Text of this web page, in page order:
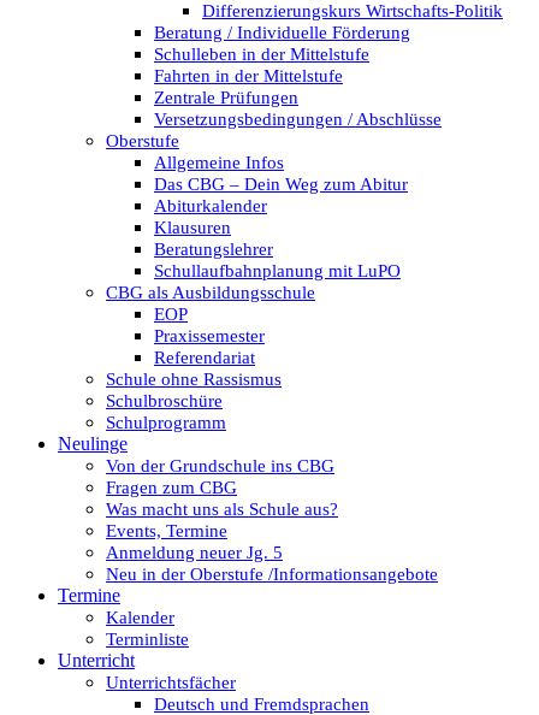
Differenzierungskurs Wirtschafts-Politik
Beratung / Individuelle Förderung
Schulleben in der Mittelstufe
Fahrten in der Mittelstufe
Zentrale Prüfungen
Versetzungsbedingungen / Abschlüsse
Oberstufe
Allgemeine Infos
Das CBG – Dein Weg zum Abitur
Abiturkalender
Klausuren
Beratungslehrer
Schullaufbahnplanung mit LuPO
CBG als Ausbildungsschule
EOP
Praxissemester
Referendariat
Schule ohne Rassismus
Schulbroschüre
Schulprogramm
Neulinge
Von der Grundschule ins CBG
Fragen zum CBG
Was macht uns als Schule aus?
Events, Termine
Anmeldung neuer Jg. 5
Neu in der Oberstufe /Informationsangebote
Termine
Kalender
Terminliste
Unterricht
Unterrichtsfächer
Deutsch und Fremdsprachen